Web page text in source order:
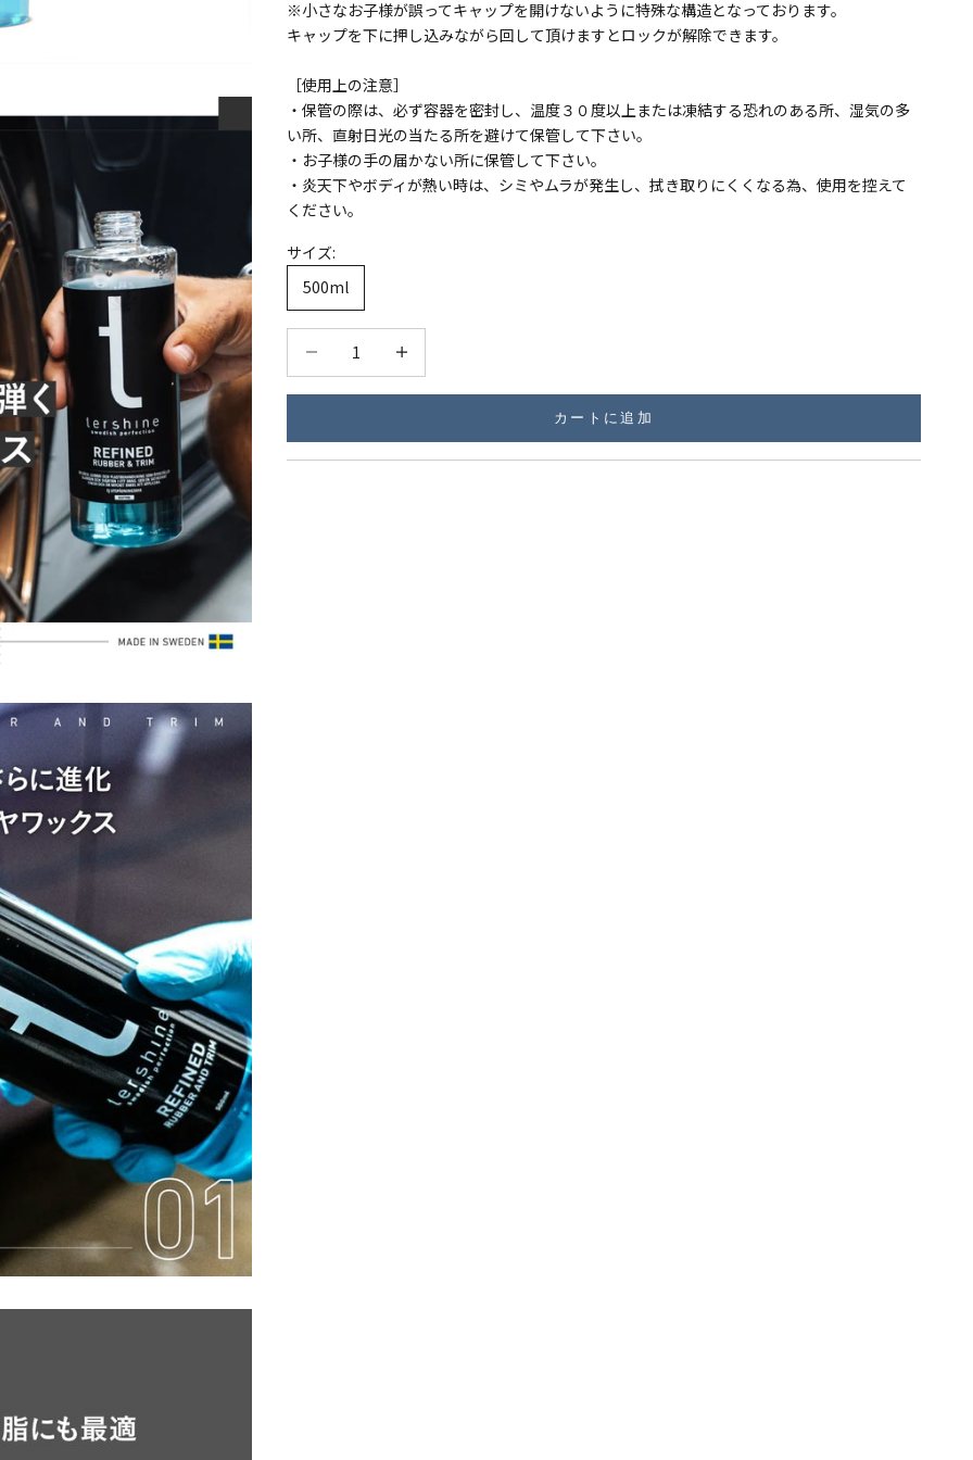
※小さなお子様が誤ってキャップを開けないように特殊な構造となっております。
キャップを下に押し込みながら回して頂けますとロックが解除できます。
［使用上の注意］
・保管の際は、必ず容器を密封し、温度３０度以上または凍結する恐れのある所、湿気の多
い所、直射日光の当たる所を避けて保管して下さい。
・お子様の手の届かない所に保管して下さい。
・炎天下やボディが熱い時は、シミやムラが発生し、拭き取りにくくなる為、使用を控えて
ください。
サイズ:
500ml
カートに追加